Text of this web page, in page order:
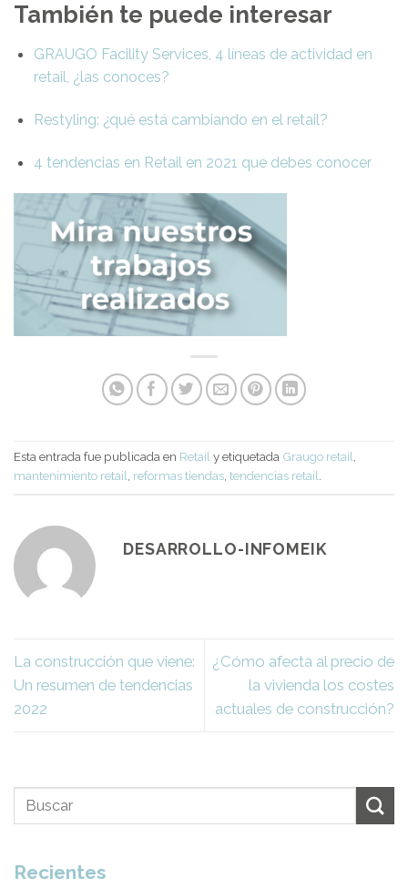
También te puede interesar
GRAUGO Facility Services, 4 líneas de actividad en
retail, ¿las conoces?
Restyling: ¿qué está cambiando en el retail?
4 tendencias en Retail en 2021 que debes conocer
Esta entrada fue publicada en Retaily etiquetada Graugo retail,
mantenimiento retail, reformas tiendas, tendencias retail.
DESARROLLO-INFOMEIK
La construcción que viene:
Un resumen de tendencias
2022
¿Cómo afecta al precio de
la vivienda los costes
actuales de construcción?
Recientes